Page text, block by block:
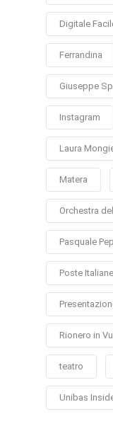
Digitale
Ferrandina
Giuseppe
Instagram
Laura
Matera
Orchestra
Pasquale
Poste Italiane
Rionero in
teatro
Unibas